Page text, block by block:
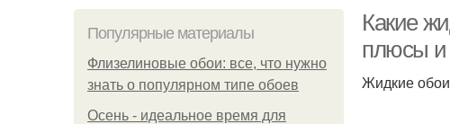
Популярные материалы
Флизелиновые обои: все, что нужно
знать о популярном типе обоев
Осень - идеальное время для
Какие
плюсы
Жидкие обои